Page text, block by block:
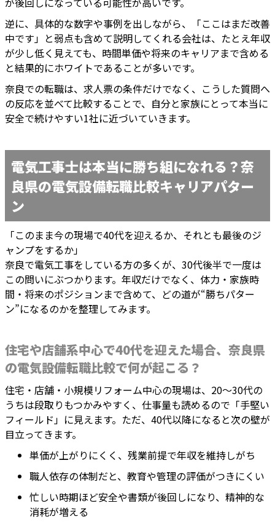
逆に、具体的な数字や事例を出しながら、「ここはまだ改善
中です」と弱点も含めて説明してくれる会社は、たとえ年収
が少し低く見えても、時間単価や将来のキャリアまで含める
と結果的にホワイトであることが多いです。
奈良での転職は、求人票の条件だけでなく、こうした質問へ
の反応を並べて比較することで、自分と家族にとって本当に
安全で続けやすい1社に近づいていきます。
電気工事士は本当に勝ち組になれる？奈
良県の電気設備転職比較キャリアパター
ン
「このまま今の現場で40代を迎えるか、それとも最後のジ
ャンプをするか」
奈良で電気工事をしている方の多くが、30代後半で一度は
この問いにぶつかります。年収だけでなく、体力・家族時
間・将来のポジションまで含めて、どの道が“勝ちパター
ン”になるのかを整理してみます。
住宅や店舗系中心で40代を迎えた場合、奈良県
の電気設備転職比較で何が起こる？
住宅・店舗・小規模リフォーム中心の現場は、20〜30代の
うちは段取りもつかみやすく、仕事量も読めるので「手堅い
フィールド」に見えます。ただ、40代以降になると次の壁が
目立ってきます。
単価が上がりにくく、残業前提で年収を維持しがち
職人依存の体制だと、教育や管理の評価がつきにくい
忙しい時期ほど安全や書類が後回しになり、精神的な
消耗が増える